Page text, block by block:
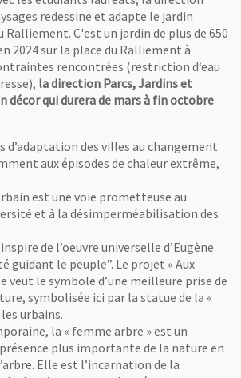
redessine et adapte le jardin
Ralliement. C'est un jardin de plus de 650
2024 sur la place du Ralliement à
rencontrées (restriction d‘eau
la direction Parcs, Jardins et
décor qui durera de mars à fin octobre
d’adaptation des villes au changement
aux épisodes de chaleur extrême,
est une voie prometteuse au
et à la désimperméabilisation des
de l’oeuvre universelle d’Eugène
guidant le peuple”. Le projet « Aux
veut le symbole d’une meilleure prise de
symbolisée ici par la statue de la «
urbains.
la « femme arbre » est un
plus importante de la nature en
Elle est l’incarnation de la